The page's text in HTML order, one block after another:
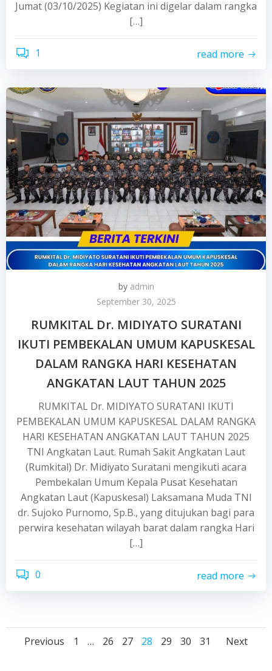
Jumat (03/10/2025) Kegiatan ini digelar dalam rangka
[…]
1 read more
by admin
September 30, 2025
RUMKITAL Dr. MIDIYATO SURATANI
IKUTI PEMBEKALAN UMUM KAPUSKESAL
DALAM RANGKA HARI KESEHATAN
ANGKATAN LAUT TAHUN 2025
RUMKITAL Dr. MIDIYATO SURATANI IKUTI
PEMBEKALAN UMUM KAPUSKESAL DALAM RANGKA
HARI KESEHATAN ANGKATAN LAUT TAHUN 2025
TNI Angkatan Laut. Rumah Sakit Angkatan Laut
(Rumkital) Dr. Midiyato Suratani mengikuti acara
Pembekalan Umum Kepala Pusat Kesehatan
Angkatan Laut (Kapuskesal) Laksamana Muda TNI
dr. Sujoko Purnomo, Sp.B., yang ditujukan bagi para
perwira kesehatan wilayah barat dalam rangka Hari
[…]
0 read more
Posts
Previous
Posts
Page
1 … Page
26 Page
27 Page
28 Page
29 Page
30 Page
31 Next